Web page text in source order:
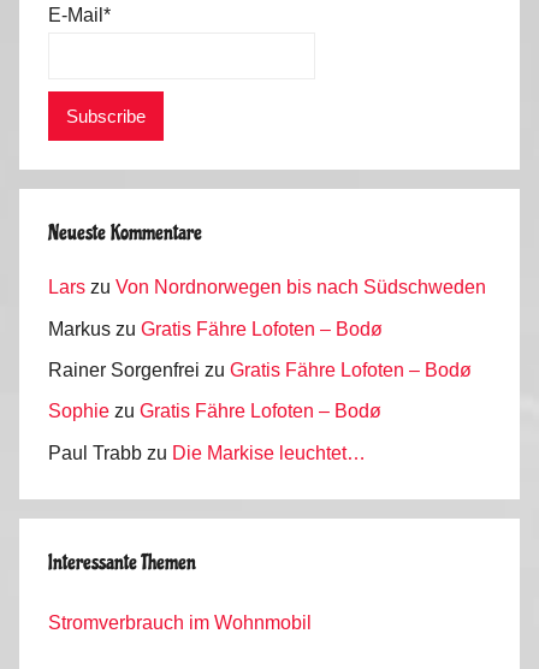
b
E-Mail*
Neueste Kommentare
Lars zu Von Nordnorwegen bis nach Südschweden
Markus zu Gratis Fähre Lofoten – Bodø
Rainer Sorgenfrei zu Gratis Fähre Lofoten – Bodø
Sophie zu Gratis Fähre Lofoten – Bodø
Paul Trabb zu Die Markise leuchtet…
Interessante Themen
Stromverbrauch im Wohnmobil